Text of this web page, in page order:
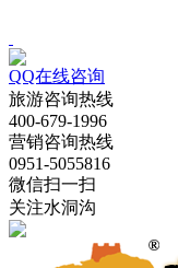
QQ在线咨询
旅游咨询热线
400-679-1996
营销咨询热线
0951-5055816
微信扫一扫
关注水洞沟